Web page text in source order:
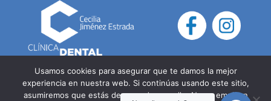
© 2025 Clínica Dental Cecilia Jiménez. Política
Usamos cookies para asegurar que te damos la mejor
experiencia en nuestra web. Si continúas usando este sitio,
asumiremos que estás de acuerdo con ello. No se emplean